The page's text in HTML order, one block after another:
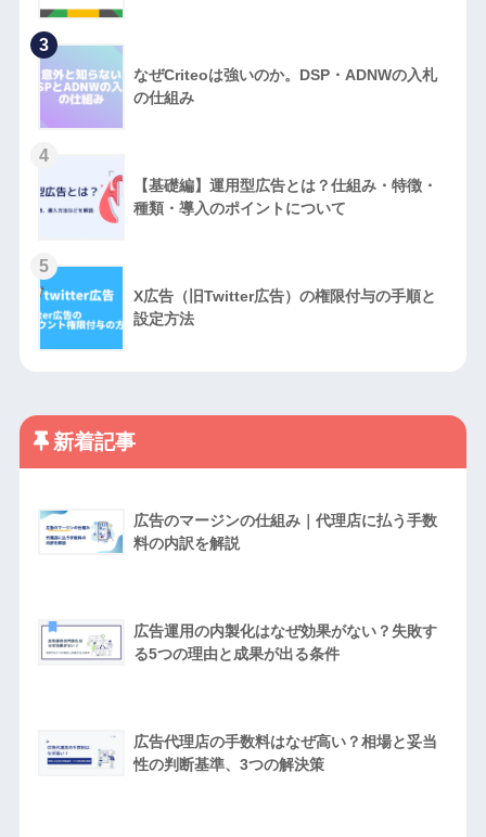
3
なぜCriteoは強いのか。DSP・ADNWの入札
の仕組み
4
【基礎編】運用型広告とは？仕組み・特徴・
種類・導入のポイントについて
5
X広告（旧Twitter広告）の権限付与の手順と
設定方法
新着記事
広告のマージンの仕組み｜代理店に払う手数
料の内訳を解説
広告運用の内製化はなぜ効果がない？失敗す
る5つの理由と成果が出る条件
広告代理店の手数料はなぜ高い？相場と妥当
性の判断基準、3つの解決策